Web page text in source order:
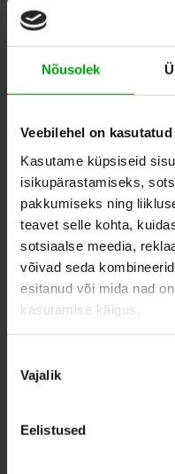
Nõusolek
Veebilehel on
Kasutame küpsiseid
isikupärastamiseks,
pakkumiseks ning
teavet selle kohta,
sotsiaalse meedia,
võivad seda
esitanud või mida nad
kasutamise käigus.
valik
Vajalik
Eelistused
Veids:
PCS.
120,00–180,00
ADD
SIMILAR